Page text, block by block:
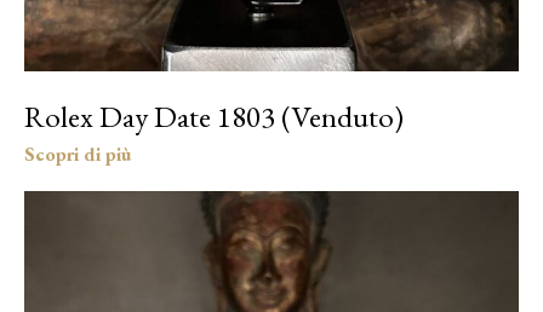
Rolex Day Date 1803 (Venduto)